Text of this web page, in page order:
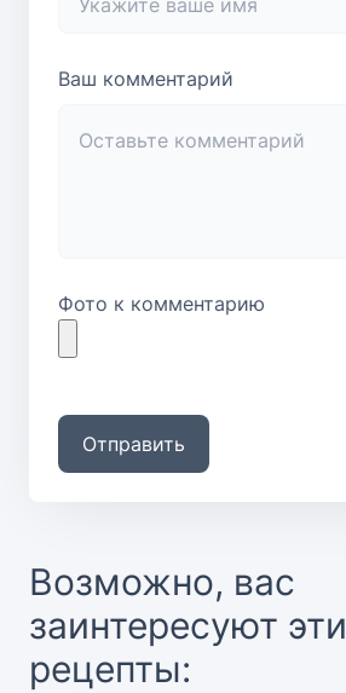
Ваш комментарий
Фото к комментарию
Отправить
Возможно, вас
заинтересуют эти
рецепты: